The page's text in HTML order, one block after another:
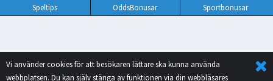
Speltips OddsBonusar Sportbonusar
Vi använder cookies för att besökaren lättare ska kunna använda
webbplatsen. Du kan själv stänga av funktionen via din webbläsares